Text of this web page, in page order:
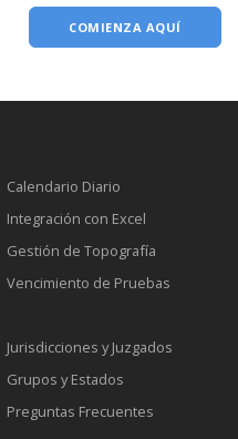
COMIENZA AQUÍ
Calendario Diario
Integración con Excel
Gestión de Topografía
Vencimiento de Pruebas
Jurisdicciones y Juzgados
Grupos y Estados
Preguntas Frecuentes